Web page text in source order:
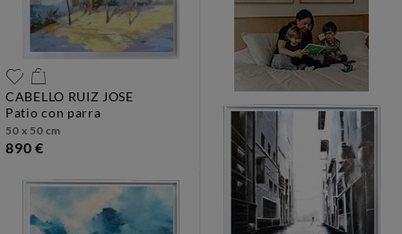
CABELLO RUIZ JOSE
patio con parra
50 x 50 cm
890 €